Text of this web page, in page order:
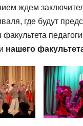
ждем
где будут
нашего